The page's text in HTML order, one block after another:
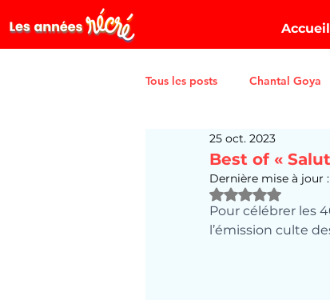
Accueil
Tous les posts Chantal Goya
Best of «
25 oct. 2023
Dernière mise à jour :
Noté NaN étoiles
Pour célébrer les
l’émission culte